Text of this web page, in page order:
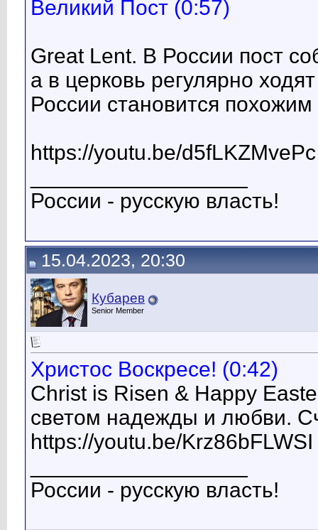
Великий Пост (0:57)
Great Lent. В России пост
а в церковь регулярно
России становится
https://youtu.be/d5fLKZMvePc
России - русскую власть!
15.04.2023, 20:30
Кубарев
Senior Member
Христос Воскресе! (0:42)
Christ is Risen & Happy
светом надежды и любви.
https://youtu.be/Krz86bFLWSI
России - русскую власть!